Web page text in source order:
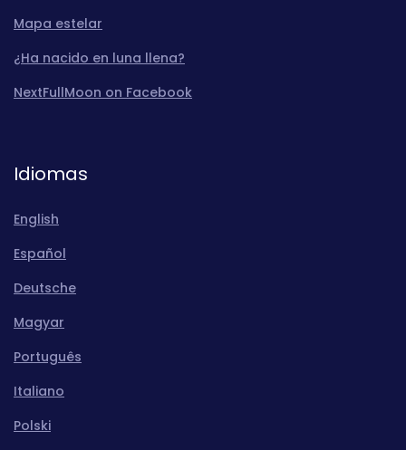
Mapa estelar
¿Ha nacido en luna llena?
NextFullMoon on Facebook
Idiomas
English
Español
Deutsche
Magyar
Português
Italiano
Polski